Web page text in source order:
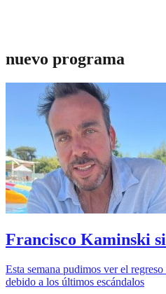
nuevo programa
Francisco Kaminski
Esta semana pudimos ver el
debido a los últimos escándalos